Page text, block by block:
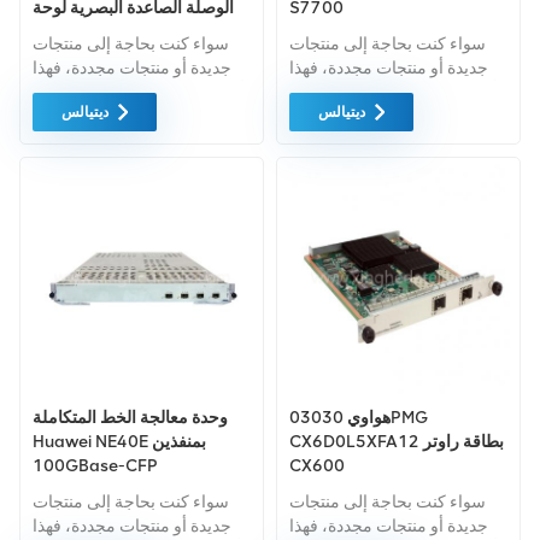
الوصلة الصاعدة البصرية لوحة
التحكم الرئيسية
سواء كنت بحاجة إلى منتجات
جديدة أو منتجات مجددة، فهذا
أمر شامل الضمان كمعيار. نحن
فقط نشتري معدات السوق
توفير كل هذه بأفضل الأسعار
ديتيالس
S7700
سواء كنت بحاجة إلى منتجات
جديدة أو منتجات مجددة، فهذا
أمر شامل الضمان كمعيار. نحن
فقط نشتري معدات السوق
توفير كل هذه بأفضل الأسعار
ديتيالس
وحدة معالجة الخط المتكاملة
Huawei NE40E بمنفذين
100GBase-CFP
سواء كنت بحاجة إلى منتجات
جديدة أو منتجات مجددة، فهذا
هواوي 03030PMG
CX6D0L5XFA12 بطاقة راوتر
CX600
سواء كنت بحاجة إلى منتجات
جديدة أو منتجات مجددة، فهذا